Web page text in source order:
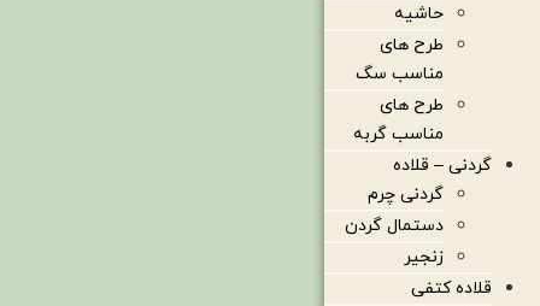
حاشیه
طرح های
مناسب سگ
طرح های
مناسب گربه
گردنی – قلاده
گردنی چرم
دستمال گردن
زنجیر
قلاده کتفی